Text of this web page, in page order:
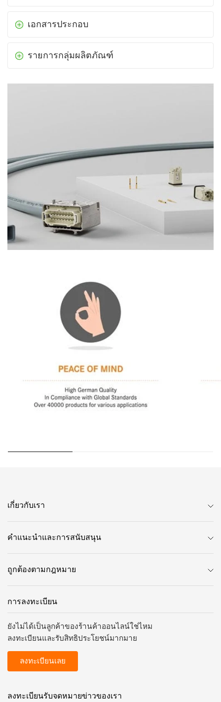
เอกสารประกอบ
รายการกลุ่มผลิตภัณฑ์
เกี่ยวกับเรา
คำแนะนำและการสนับสนุน
ถูกต้องตามกฎหมาย
การลงทะเบียน
ยังไม่ได้เป็นลูกค้าของร้านค้าออนไลน์ใช่ไหม
ลงทะเบียนและรับสิทธิประโยชน์มากมาย
ลงทะเบียนเลย
ลงทะเบียนรับจดหมายข่าวของเรา